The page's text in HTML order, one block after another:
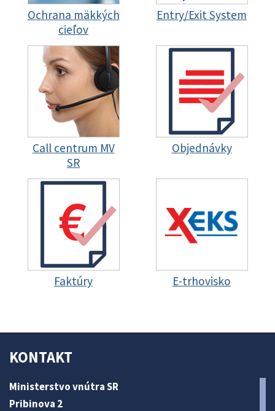
Ochrana mäkkých
cieľov
Entry/Exit System
Call centrum MV
SR
Objednávky
Faktúry E-trhovisko
KONTAKT
Ministerstvo vnútra SR
Pribinova 2